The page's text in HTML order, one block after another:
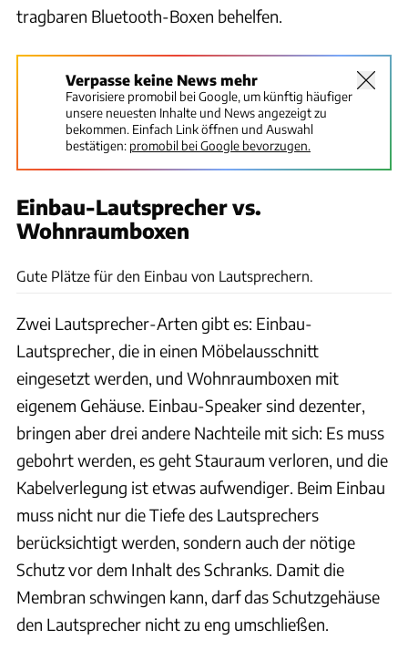
tragbaren Bluetooth-Boxen behelfen.
Verpasse keine News mehr
Favorisiere promobil bei Google, um künftig häufiger
unsere neuesten Inhalte und News angezeigt zu
bekommen. Einfach Link öffnen und Auswahl
bestätigen: promobil bei Google bevorzugen.
Einbau-Lautsprecher vs.
Wohnraumboxen
Gute Plätze für den Einbau von Lautsprechern.
Zwei Lautsprecher-Arten gibt es: Einbau-
Lautsprecher, die in einen Möbelausschnitt
eingesetzt werden, und Wohnraumboxen mit
eigenem Gehäuse. Einbau-Speaker sind dezenter,
bringen aber drei andere Nachteile mit sich: Es muss
gebohrt werden, es geht Stauraum verloren, und die
Kabelverlegung ist etwas aufwendiger. Beim Einbau
muss nicht nur die Tiefe des Lautsprechers
berücksichtigt werden, sondern auch der nötige
Schutz vor dem Inhalt des Schranks. Damit die
Membran schwingen kann, darf das Schutzgehäuse
den Lautsprecher nicht zu eng umschließen.